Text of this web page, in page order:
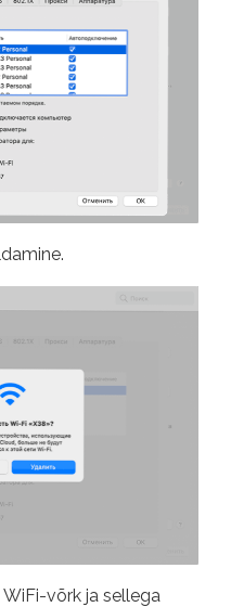
võrk ja sellega